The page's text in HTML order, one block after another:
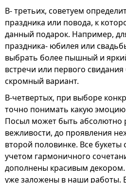
В- третьих, советуем
праздника или повода, к
данный подарок. Например,
праздника- юбилея или
выбрать более пышный и
встречи или первого
скромный вариант.
В-четвертых, при выборе
точно понимать какую эмоцию
Посыл может быть абсолютно
вежливости, до проявления
второй половинке. Все
учетом гармоничного
дополнены красивым
уже заложены в наши работы.